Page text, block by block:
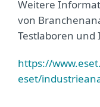
Weitere
von
Testlaboren und
https://
eset/